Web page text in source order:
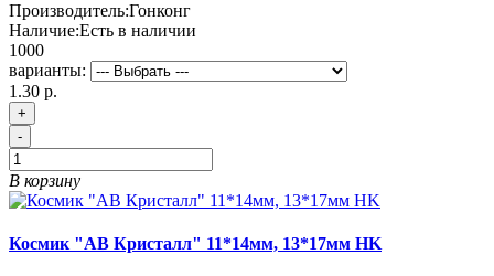
Производитель:Гонконг
Наличие:Есть в наличии
1000
варианты:
1.30 р.
+
-
В корзину
Космик "АВ Кристалл" 11*14мм, 13*17мм HK